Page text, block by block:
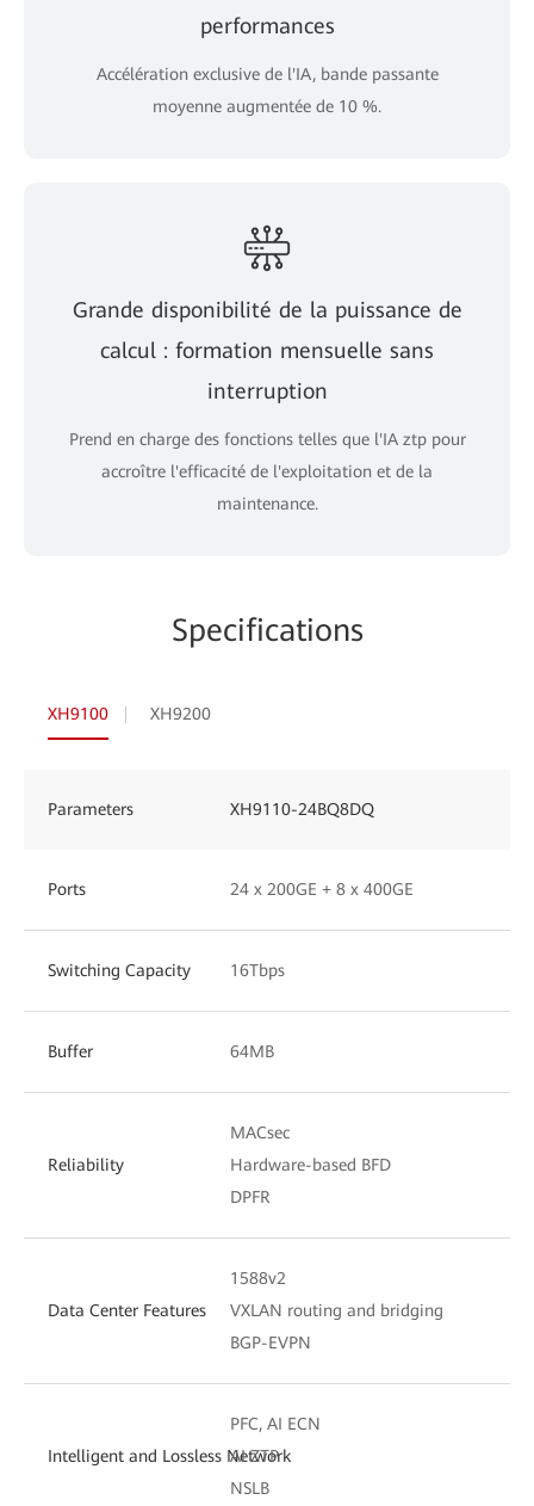
performances
Accélération exclusive de l'IA, bande passante
moyenne augmentée de 10 %.
Grande disponibilité de la puissance de
calcul : formation mensuelle sans
interruption
Prend en charge des fonctions telles que l'IA ztp pour
accroître l'efficacité de l'exploitation et de la
maintenance.
Specifications
XH9100 XH9200
Parameters XH9110-24BQ8DQ
Ports 24 x 200GE + 8 x 400GE
Switching Capacity 16Tbps
Buffer 64MB
Reliability
MACsec
Hardware-based BFD
DPFR
Data Center Features
1588v2
VXLAN routing and bridging
BGP-EVPN
Intelligent and Lossless Network
PFC, AI ECN
AI ZTP
NSLB